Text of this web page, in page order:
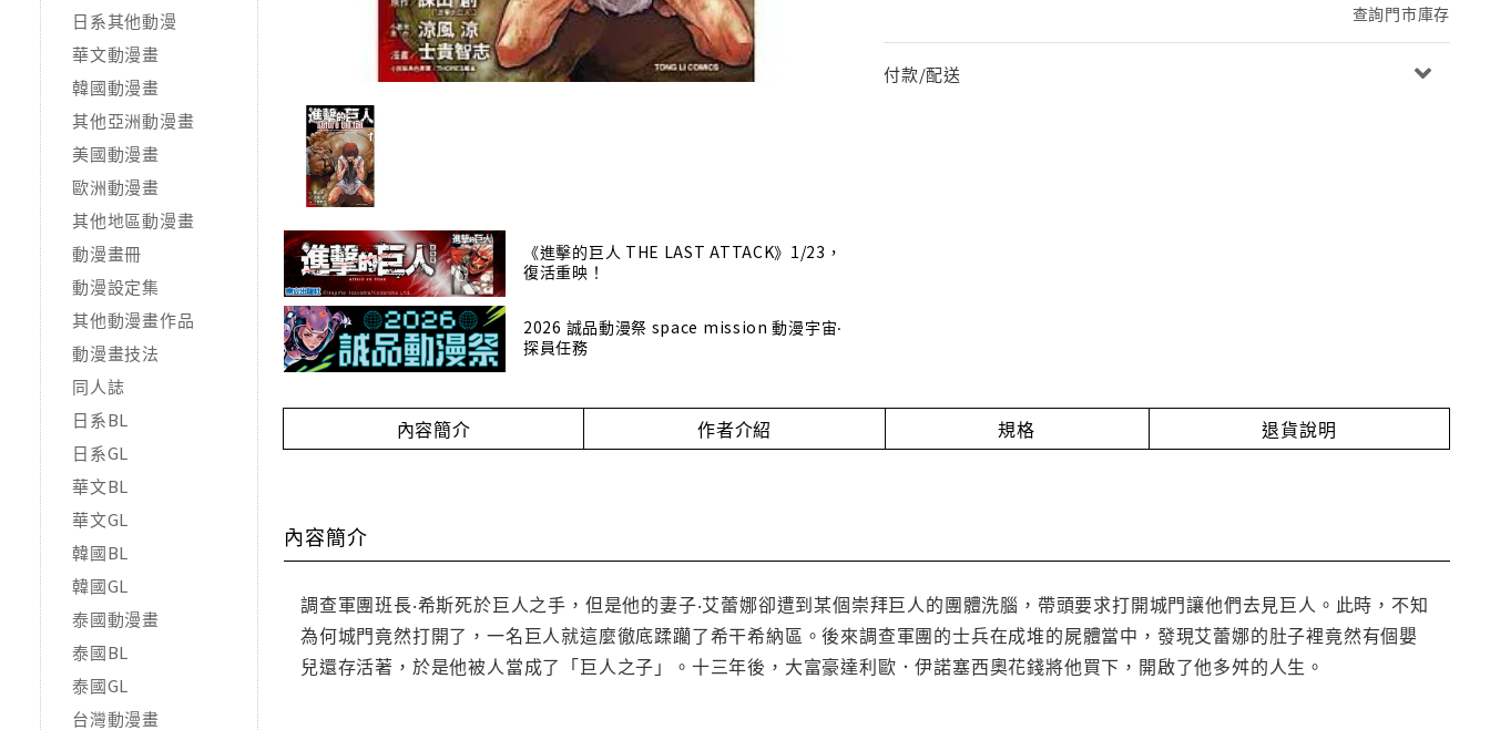
日系其他動漫
華文動漫畫
韓國動漫畫
其他亞洲動漫畫
美國動漫畫
歐洲動漫畫
其他地區動漫畫
動漫畫冊
動漫設定集
其他動漫畫作品
動漫畫技法
同人誌
日系BL
日系GL
華文BL
華文GL
韓國BL
韓國GL
泰國動漫畫
泰國BL
泰國GL
台灣動漫畫
《進擊的巨人 THE LAST ATTACK》1/23，
復活重映！
2026 誠品動漫祭 space mission 動漫宇宙‧
探員任務
查詢門市庫存
付款/配送
內容簡介 作者介紹 規格 退貨說明
內容簡介
調查軍團班長‧希斯死於巨人之手，但是他的妻子‧艾蕾娜卻遭到某個崇拜巨人的團體洗腦，帶頭要求打開城門讓他們去見巨人。此時，不知
為何城門竟然打開了，一名巨人就這麼徹底蹂躪了希干希納區。後來調查軍團的士兵在成堆的屍體當中，發現艾蕾娜的肚子裡竟然有個嬰
兒還存活著，於是他被人當成了「巨人之子」。十三年後，大富豪達利歐．伊諾塞西奧花錢將他買下，開啟了他多舛的人生。